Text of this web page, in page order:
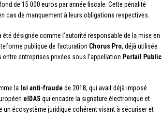
de 15 000 euros par année fiscale. Cette pénalité
cas de manquement à leurs obligations respectives.
été désignée comme l’autorité responsable de la mise en
publique de facturation Chorus Pro, déjà utilisée
entreprises privées sous l’appellation Portail Public
la loi anti-fraude de 2018, qui avait déjà imposé
eIDAS qui encadre la signature électronique et
un écosystème juridique cohérent visant à sécuriser et